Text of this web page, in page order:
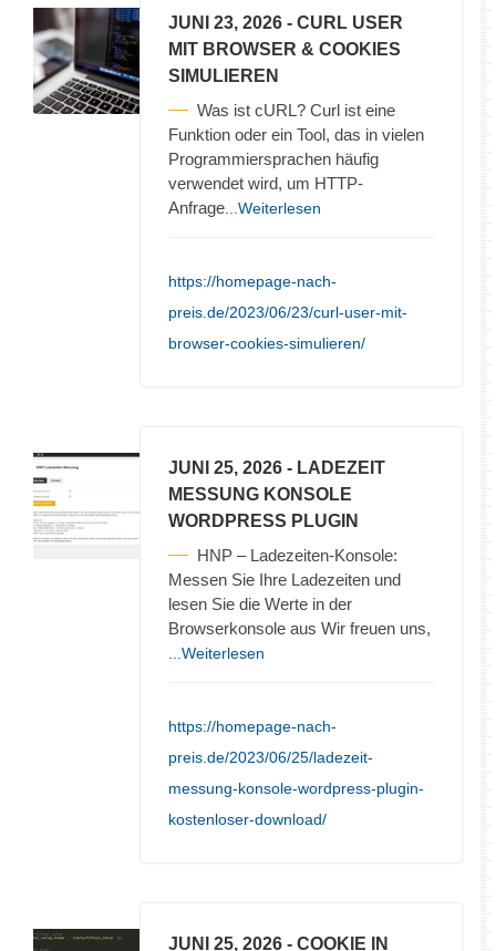
JUNI 23, 2026 - CURL USER
MIT BROWSER & COOKIES
SIMULIEREN
Was ist cURL? Curl ist eine
Funktion oder ein Tool, das in vielen
Programmiersprachen häufig
verwendet wird, um HTTP-
Anfrage ...Weiterlesen
https://homepage-nach-
preis.de/2023/06/23/curl-user-mit-
browser-cookies-simulieren/
JUNI 25, 2026 - LADEZEIT
MESSUNG KONSOLE
WORDPRESS PLUGIN
HNP – Ladezeiten-Konsole:
Messen Sie Ihre Ladezeiten und
lesen Sie die Werte in der
Browserkonsole aus Wir freuen uns,
...Weiterlesen
https://homepage-nach-
preis.de/2023/06/25/ladezeit-
messung-konsole-wordpress-plugin-
kostenloser-download/
JUNI 25, 2026 - COOKIE IN